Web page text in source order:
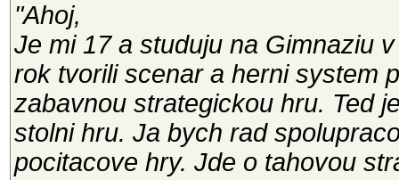
"Ahoj,
Je mi 17 a studuju na Gimnaziu
rok tvorili scenar a herni system
zabavnou strategickou hru. Ted
stolni hru. Ja bych rad
pocitacove hry. Jde o tahovou